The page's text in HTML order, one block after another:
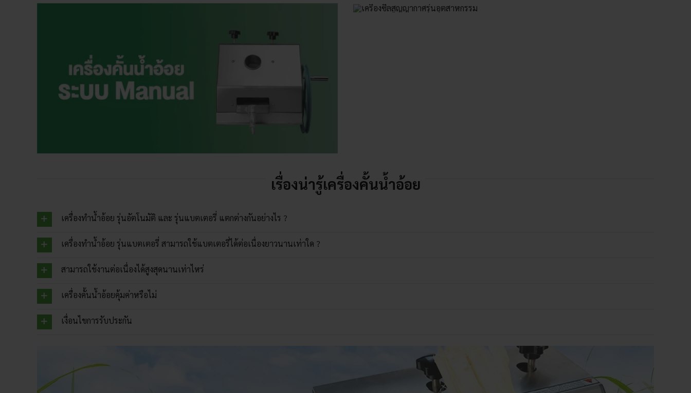
เรื่องน่ารู้เครื่องคั้นน้ำอ้อย
เครื่องทำน้ำอ้อย รุ่นอัตโนมัติ และ รุ่นแบตเตอรี่ แตกต่างกันอย่างไร ?
เครื่องทำน้ำอ้อย รุ่นแบตเตอรี่ สามารถใช้แบตเตอรี่ได้ต่อเนื่องยาวนานเท่าใด ?
สามารถใช้งานต่อเนื่องได้สูงสุดนานเท่าไหร่
เครื่องคั้นน้ำอ้อยคุ้มค่าหรือไม่
เงื่อนไขการรับประกัน